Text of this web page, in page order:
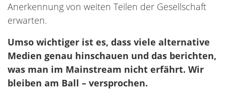
Anerkennung von weiten Teilen der Gesellschaft
erwarten.
Umso wichtiger ist es, dass viele alternative
Medien genau hinschauen und das berichten,
was man im Mainstream nicht erfährt. Wir
bleiben am Ball – versprochen.